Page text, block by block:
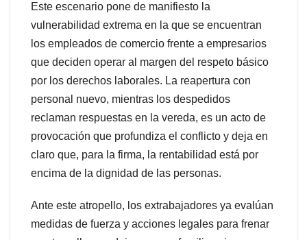
Este escenario pone de manifiesto la
vulnerabilidad extrema en la que se encuentran
los empleados de comercio frente a empresarios
que deciden operar al margen del respeto básico
por los derechos laborales. La reapertura con
personal nuevo, mientras los despedidos
reclaman respuestas en la vereda, es un acto de
provocación que profundiza el conflicto y deja en
claro que, para la firma, la rentabilidad está por
encima de la dignidad de las personas.
Ante este atropello, los extrabajadores ya evalúan
medidas de fuerza y acciones legales para frenar